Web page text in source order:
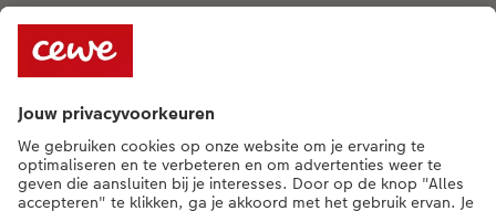
Als je een vraag hebt over een product of bestelling, bel ons dan gerust:
015 29 56 13[ma - vr 9:00 tot 20:00 u | za 9:00 tot 17:00 u | zo 12:00 tot
16:00 u]